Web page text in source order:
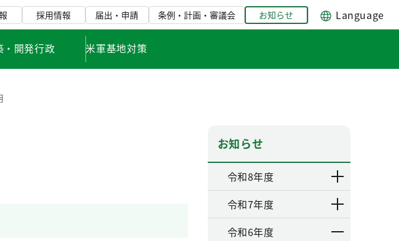
採用情報 届出・申請 条例・計画・審議会 お知らせ Language
・開発行政 米軍基地対策
お知らせ
令和8年度
令和7年度
令和6年度